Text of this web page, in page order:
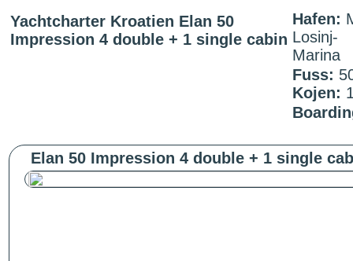
Yachtcharter Kroatien Elan 50
Impression 4 double + 1 single cabin
Hafen:
Losinj-
Marina
Fuss:
Kojen:
Elan 50 Impression 4 double + 1 single